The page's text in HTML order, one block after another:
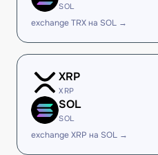
SOL
exchange TRX на SOL →
XRP
XRP
SOL
SOL
exchange XRP на SOL →